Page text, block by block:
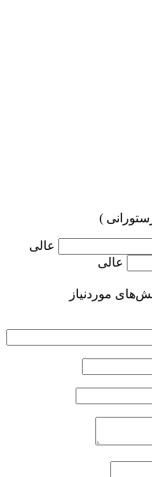
)
عالی
عالی
موردنیاز